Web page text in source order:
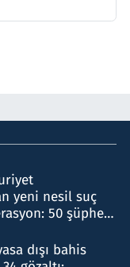
yeni nesil suç
50 şüpheli
dışı bahis